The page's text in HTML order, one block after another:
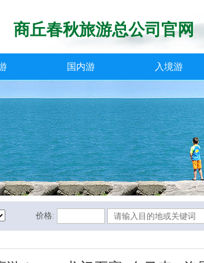
商丘春秋旅游总公司官网
国内游 入境游
价格: